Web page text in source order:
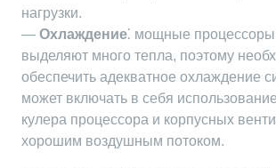
нагрузки.
— Охлаждение⁚ мощные
выделяют много тепла, поэтому
обеспечить адекватное охлаждение
может включать в себя
кулера процессора и корпусных
хорошим воздушным потоком.